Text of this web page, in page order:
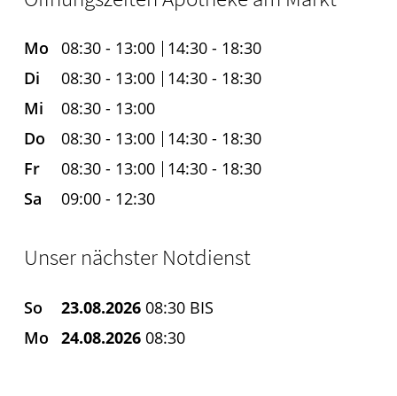
Mo 08:30 - 13:00
14:30 - 18:30
Di
08:30 - 13:00
14:30 - 18:30
Mi
08:30 - 13:00
Do
08:30 - 13:00
14:30 - 18:30
Fr
08:30 - 13:00
14:30 - 18:30
Sa
09:00 - 12:30
Unser nächster Notdienst
So 23.08.202608:30 BIS
Mo
24.08.202608:30